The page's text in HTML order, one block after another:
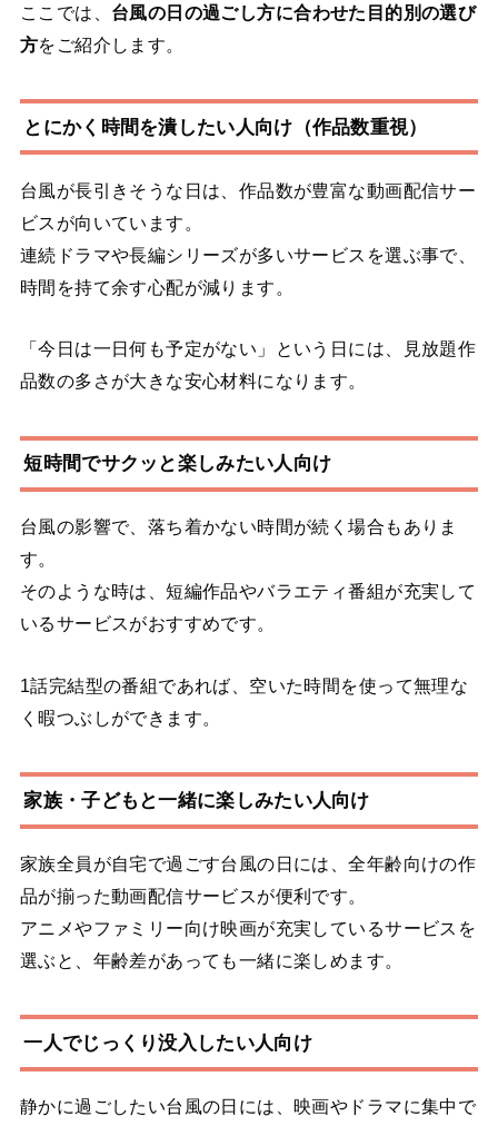
ここでは、 台風の日の過ごし方に合わせた目的別の選び
方をご紹介します。
とにかく時間を潰したい人向け（作品数重視）
台風が長引きそうな日は、作品数が豊富な動画配信サー
ビスが向いています。
連続ドラマや長編シリーズが多いサービスを選ぶ事で、
時間を持て余す心配が減ります。
「今日は一日何も予定がない」という日には、見放題作
品数の多さが大きな安心材料になります。
短時間でサクッと楽しみたい人向け
台風の影響で、落ち着かない時間が続く場合もありま
す。
そのような時は、短編作品やバラエティ番組が充実して
いるサービスがおすすめです。
1話完結型の番組であれば、空いた時間を使って無理な
く暇つぶしができます。
家族・子どもと一緒に楽しみたい人向け
家族全員が自宅で過ごす台風の日には、全年齢向けの作
品が揃った動画配信サービスが便利です。
アニメやファミリー向け映画が充実しているサービスを
選ぶと、年齢差があっても一緒に楽しめます。
一人でじっくり没入したい人向け
静かに過ごしたい台風の日には、映画やドラマに集中で